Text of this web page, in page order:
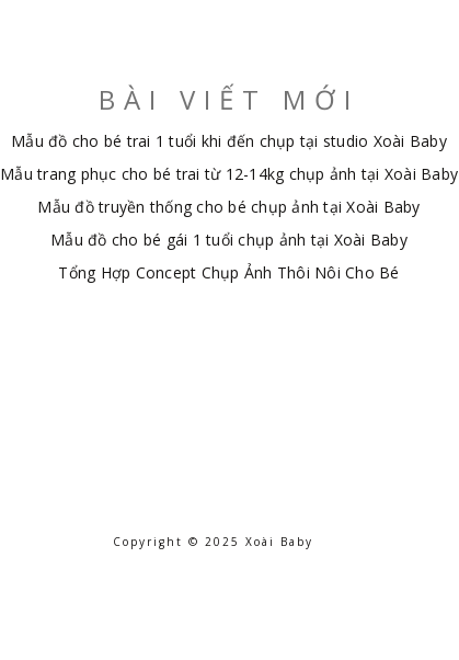
BÀI VIẾT MỚI
Mẫu đồ cho bé trai 1 tuổi khi đến chụp tại studio Xoài Baby
Mẫu trang phục cho bé trai từ 12-14kg chụp ảnh tại Xoài Baby
Mẫu đồ truyền thống cho bé chụp ảnh tại Xoài Baby
Mẫu đồ cho bé gái 1 tuổi chụp ảnh tại Xoài Baby
Tổng Hợp Concept Chụp Ảnh Thôi Nôi Cho Bé
Copyright © 2025 Xoài Baby